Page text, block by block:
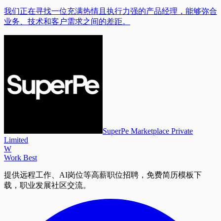
我们正在寻找一位充满热情且执行力强的产品经理，能够弥合
业务、技术和客户需求之间的差距。
SuperPe Marketplace Private
Limited
W
Work Best
提供远程工作、AI岗位等高薪职位招聘，免费简历模板下
载，职业发展社区交流。